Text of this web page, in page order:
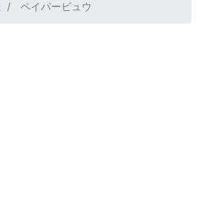
ペイパービュウ